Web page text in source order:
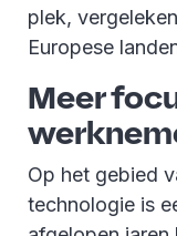
plek,
Europese
Meer
Op het gebied
technologie is